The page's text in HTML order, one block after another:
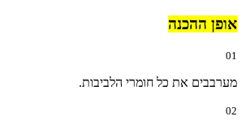
אופן ההכנה
01
מערבבים את כל חומרי הלביבות.
02